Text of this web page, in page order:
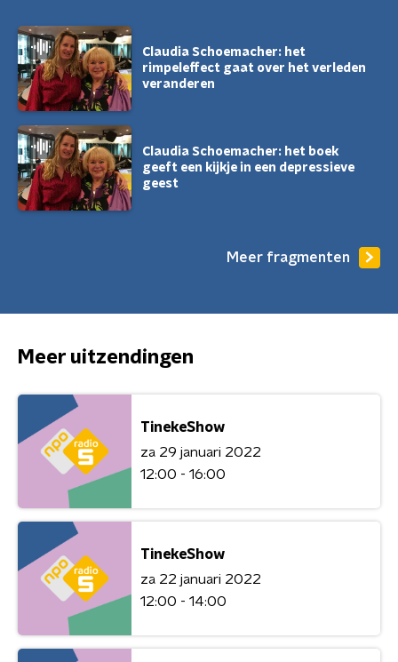
Claudia Schoemacher: het
rimpeleffect gaat over het verleden
veranderen
Claudia Schoemacher: het boek
geeft een kijkje in een depressieve
geest
Meer fragmenten
Meer uitzendingen
TinekeShow
za 29 januari 2022
12:00 - 16:00
TinekeShow
za 22 januari 2022
12:00 - 14:00